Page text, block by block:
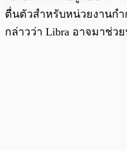
ตื่นตัวสำหรับหน่วยงานก
กล่าวว่า Libra อาจมาช่ว